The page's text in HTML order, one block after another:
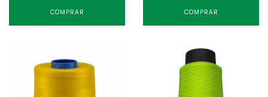
COMPRAR COMPRAR